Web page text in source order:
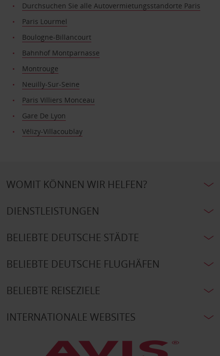
Durchsuchen Sie alle Autovermietungsstandorte Paris
Paris Lourmel
Boulogne-Billancourt
Bahnhof Montparnasse
Montrouge
Neuilly-Sur-Seine
Paris Villiers Monceau
Gare De Lyon
Vélizy-Villacoublay
WOMIT KÖNNEN WIR HELFEN?
DIENSTLEISTUNGEN
BELIEBTE DEUTSCHE STÄDTE
BELIEBTE DEUTSCHE FLUGHÄFEN
BELIEBTE REISEZIELE
INTERNATIONALE WEBSITES